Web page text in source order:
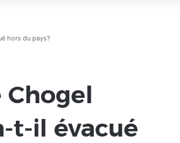
hors du pays?
t-il évacué